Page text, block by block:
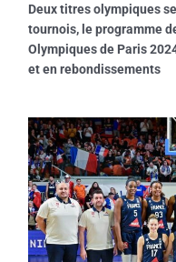
Deux titres olympiques
tournois, le programme
Olympiques de Paris
et en rebondissements